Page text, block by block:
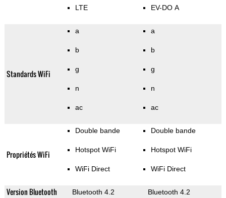
LTE EV-DO A
Standards WiFi
a
b
g
n
ac
a
b
g
n
ac
Propriétés WiFi
Double bande
Hotspot WiFi
WiFi Direct
Double bande
Hotspot WiFi
WiFi Direct
Version Bluetooth Bluetooth 4.2 Bluetooth 4.2